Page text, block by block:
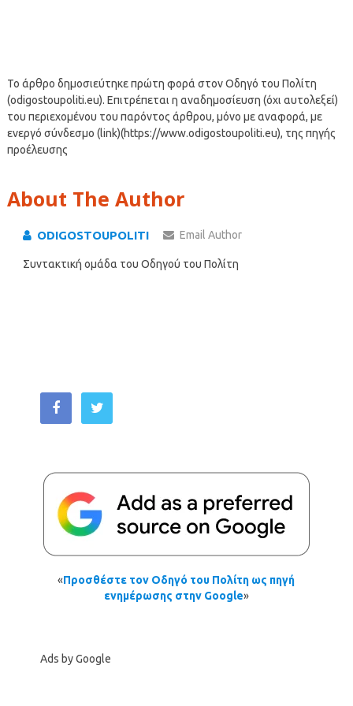
Το άρθρο δημοσιεύτηκε πρώτη φορά στον Οδηγό του Πολίτη
(odigostoupoliti.eu). Επιτρέπεται η αναδημοσίευση (όχι αυτολεξεί)
του περιεχομένου του παρόντος άρθρου, μόνο με αναφορά, με
ενεργό σύνδεσμο (link)(https://www.odigostoupoliti.eu), της πηγής
προέλευσης
About The Author
ODIGOSTOUPOLITI Email Author
Συντακτική ομάδα του Οδηγού του Πολίτη
«Προσθέστε τον Οδηγό του Πολίτη ως πηγή
ενημέρωσης στην Google»
Ads by Google